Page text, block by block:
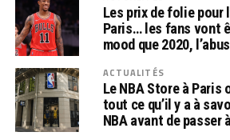
Les prix de folie pour
Paris… les fans vont
mood que 2020,
ACTUALITÉS
Le NBA Store à Paris
tout ce qu’il y a à
NBA avant de passer